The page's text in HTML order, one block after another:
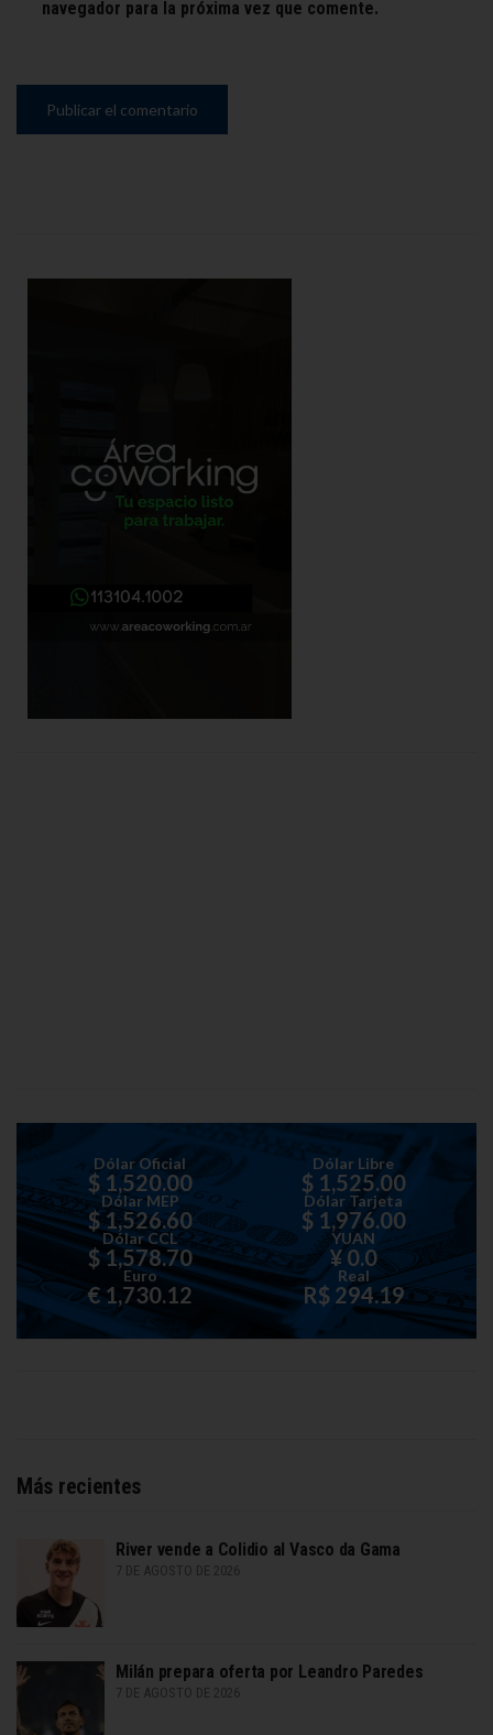
navegador para la próxima vez que comente.
Dólar Oficial
$ 1,520.00
Dólar Libre
$ 1,525.00
Dólar MEP
$ 1,526.60
Dólar Tarjeta
$ 1,976.00
Dólar CCL
$ 1,578.70
YUAN
¥ 0.0
Euro
€ 1,730.12
Real
R$ 294.19
Más recientes
River vende a Colidio al Vasco da Gama
7 DE AGOSTO DE 2026
Milán prepara oferta por Leandro Paredes
7 DE AGOSTO DE 2026